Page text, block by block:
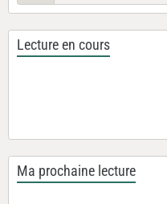
Lecture en cours
Ma prochaine lecture